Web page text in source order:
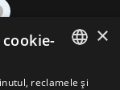
ENGLISH
×
reclamele și